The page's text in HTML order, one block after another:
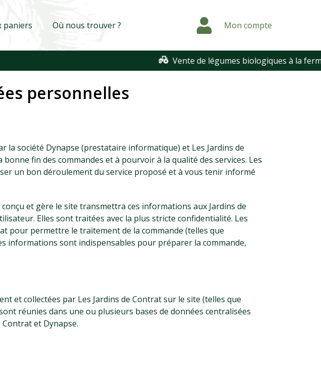
paniers Où nous trouver ? Mon compte
Vente de légumes biologiques à la ferme
personnelles
société Dynapse (prestataire informatique) et Les Jardins de
fin des commandes et à pourvoir à la qualité des services. Les
un bon déroulement du service proposé et à vous tenir informé
et gère le site transmettra ces informations aux Jardins de
Elles sont traitées avec la plus stricte confidentialité. Les
pour permettre le traitement de la commande (telles que
informations sont indispensables pour préparer la commande,
et collectées par Les Jardins de Contrat sur le site (telles que
réunies dans une ou plusieurs bases de données centralisées
et Dynapse.